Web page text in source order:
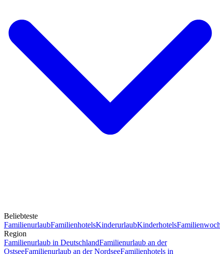
Beliebteste
FamilienurlaubFamilienhotelsKinderurlaubKinderhotels
Region
Familienurlaub in DeutschlandFamilienurlaub an der
OstseeFamilienurlaub an der NordseeFamilienhotels in